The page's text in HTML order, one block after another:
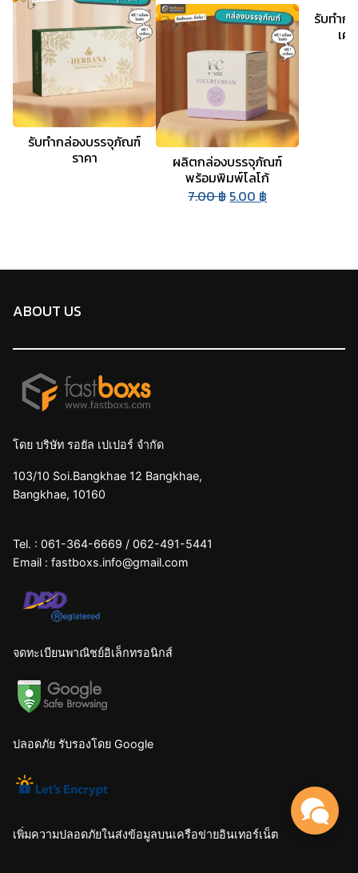
รับทำกล่องบรรจุภัณฑ์
ราคา
ผลิตกล่องบรรจุภัณฑ์
พร้อมพิมพ์โลโก้
7.00฿Original price was:
5.00 ฿
รับทําก
เค
ABOUT US
โดย บริษัท รอยัล เปเปอร์ จำกัด
103/10 Soi.Bangkhae 12 Bangkhae,
Bangkhae, 10160
Tel. : 061-364-6669 / 062-491-5441
Email : fastboxs.info@gmail.com
จดทะเบียนพาณิชย์อิเล็กทรอนิกส์
ปลอดภัย รับรองโดย Google
เพิ่มความปลอดภัยในส่งข้อมูลบนเครือข่ายอินเทอร์เน็ต